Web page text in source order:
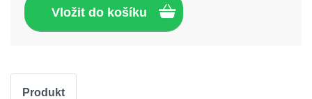
Produkt